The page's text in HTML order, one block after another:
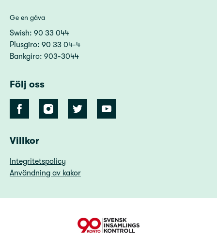
Ge en gåva
Swish: 90 33 044
Plusgiro: 90 33 04-4
Bankgiro: 903-3044
Följ oss
Villkor
Integritetspolicy
Användning av kakor
90 Konto